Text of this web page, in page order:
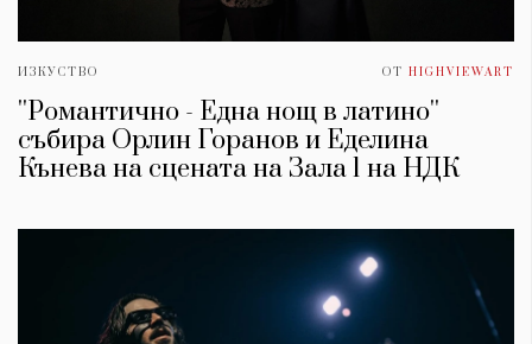
ИЗКУСТВО ОТ HIGHVIEWART
''Романтично - Една нощ в латино''
събира Орлин Горанов и Еделина
Кънева на сцената на Зала 1 на НДК